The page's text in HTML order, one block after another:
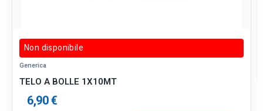
Non disponibile
Generica
TELO A BOLLE 1X10MT
6,90 €